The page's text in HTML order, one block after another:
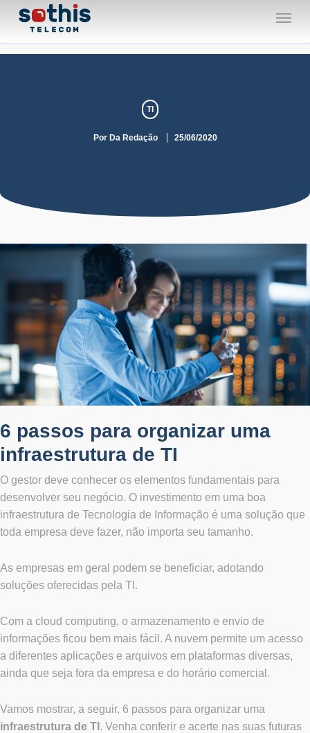
Menu
TI
Por Da Redação 25/06/2020
6 passos para organizar uma
infraestrutura de TI
O gestor deve conhecer os elementos fundamentais para
desenvolver seu negócio. O investimento em uma boa
infraestrutura de Tecnologia de Informação é uma solução que
toda empresa deve fazer, não importa seu tamanho.
As empresas em geral podem se beneficiar, adotando
soluções oferecidas pela TI.
Com a cloud computing, o armazenamento e envio de
informações ficou bem mais fácil. A nuvem permite um acesso
a diferentes aplicações e arquivos em plataformas diversas,
ainda que seja fora da empresa e do horário comercial.
Vamos mostrar, a seguir, 6 passos para organizar uma
infraestrutura de TI . Venha conferir e acerte nas suas futuras